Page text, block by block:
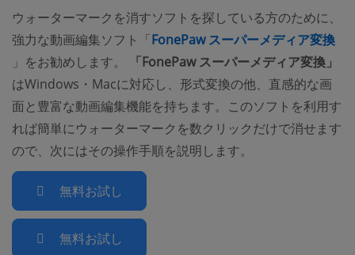
ウォーターマークを消すソフトを探している方のために、
強力な動画編集ソフト「FonePaw スーパーメディア変換
」をお勧めします。
「FonePaw スーパーメディア変換」
はWindows・Macに対応し、形式変換の他、直感的な画
面と豊富な動画編集機能を持ちます。このソフトを利用す
れば簡単にウォーターマークを数クリックだけで消せます
ので、次にはその操作手順を説明します。
無料お試し
無料お試し